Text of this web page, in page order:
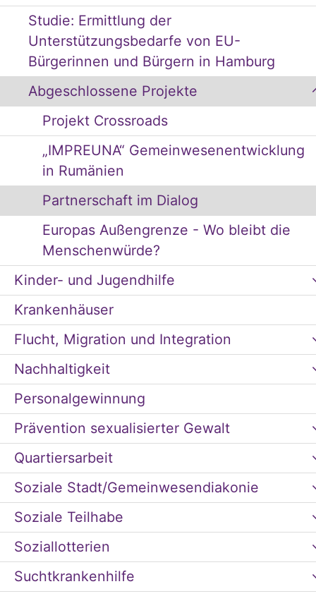
Studie: Ermittlung der
Unterstützungsbedarfe von EU-
Bürgerinnen und Bürgern in Hamburg
Abgeschlossene Projekte
Projekt Crossroads
„IMPREUNA“ Gemeinwesenentwicklung
in Rumänien
Partnerschaft im Dialog
Europas Außengrenze - Wo bleibt die
Menschenwürde?
Kinder- und Jugendhilfe
Krankenhäuser
Flucht, Migration und Integration
Nachhaltigkeit
Personalgewinnung
Prävention sexualisierter Gewalt
Quartiersarbeit
Soziale Stadt/Gemeinwesendiakonie
Soziale Teilhabe
Soziallotterien
Suchtkrankenhilfe